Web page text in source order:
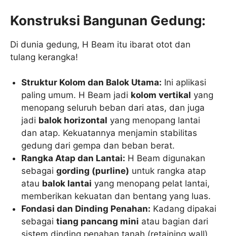
Konstruksi Bangunan Gedung:
Di dunia gedung, H Beam itu ibarat otot dan
tulang kerangka!
Struktur Kolom dan Balok Utama: Ini aplikasi
paling umum. H Beam jadi kolom vertikal yang
menopang seluruh beban dari atas, dan juga
jadi balok horizontal yang menopang lantai
dan atap. Kekuatannya menjamin stabilitas
gedung dari gempa dan beban berat.
Rangka Atap dan Lantai: H Beam digunakan
sebagaigording (purline) untuk rangka atap
atau balok lantai yang menopang pelat lantai,
memberikan kekuatan dan bentang yang luas.
Fondasi dan Dinding Penahan: Kadang dipakai
sebagaitiang pancang mini atau bagian dari